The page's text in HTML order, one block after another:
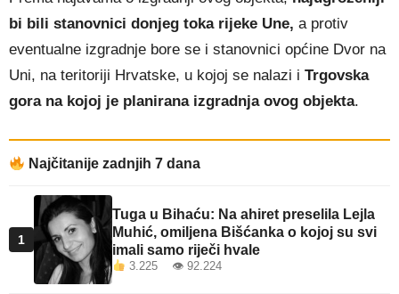
bi bili stanovnici donjeg toka rijeke Une, a protiv
eventualne izgradnje bore se i stanovnici općine Dvor na
Uni, na teritoriji Hrvatske, u kojoj se nalazi i Trgovska
gora na kojoj je planirana izgradnja ovog objekta.
Najčitanije zadnjih 7 dana
1
Tuga u Bihaću: Na ahiret preselila Lejla
Muhić, omiljena Bišćanka o kojoj su svi
imali samo riječi hvale
3.225 👁 92.224